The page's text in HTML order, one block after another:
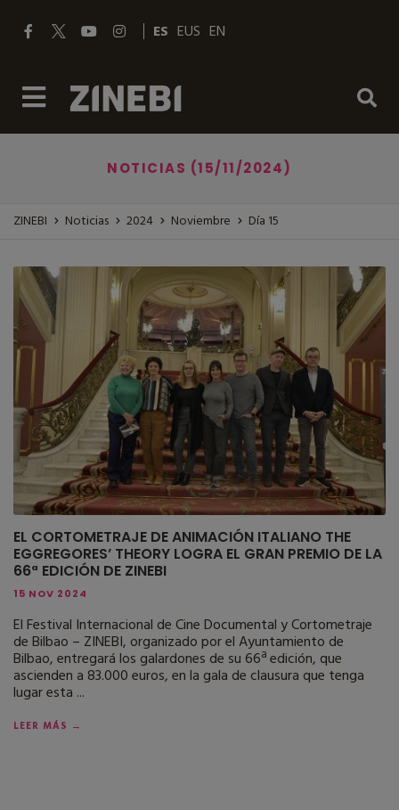
ES EUS EN
NOTICIAS (15/11/2024)
ZINEBI Noticias 2024 Noviembre Día 15
EL CORTOMETRAJE DE ANIMACIÓN ITALIANO THE
EGGREGORES’ THEORY LOGRA EL GRAN PREMIO DE LA
66ª EDICIÓN DE ZINEBI
15 NOV 2024
El Festival Internacional de Cine Documental y Cortometraje
de Bilbao – ZINEBI, organizado por el Ayuntamiento de
Bilbao, entregará los galardones de su 66ª edición, que
ascienden a 83.000 euros, en la gala de clausura que tenga
lugar esta ...
LEER MÁS →